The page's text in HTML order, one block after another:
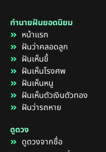
ทำนายฝันยอดนิยม
หน้าแรก
ฝันว่าคลอดลูก
ฝันเห็นขึ้
ฝันเห็นโรงศพ
ฝันเห็นหนู
ฝันเห็นตัวเงินตัวทอง
ฝันว่ารถหาย
ดูดวง
ดูดวงจากชื่อ